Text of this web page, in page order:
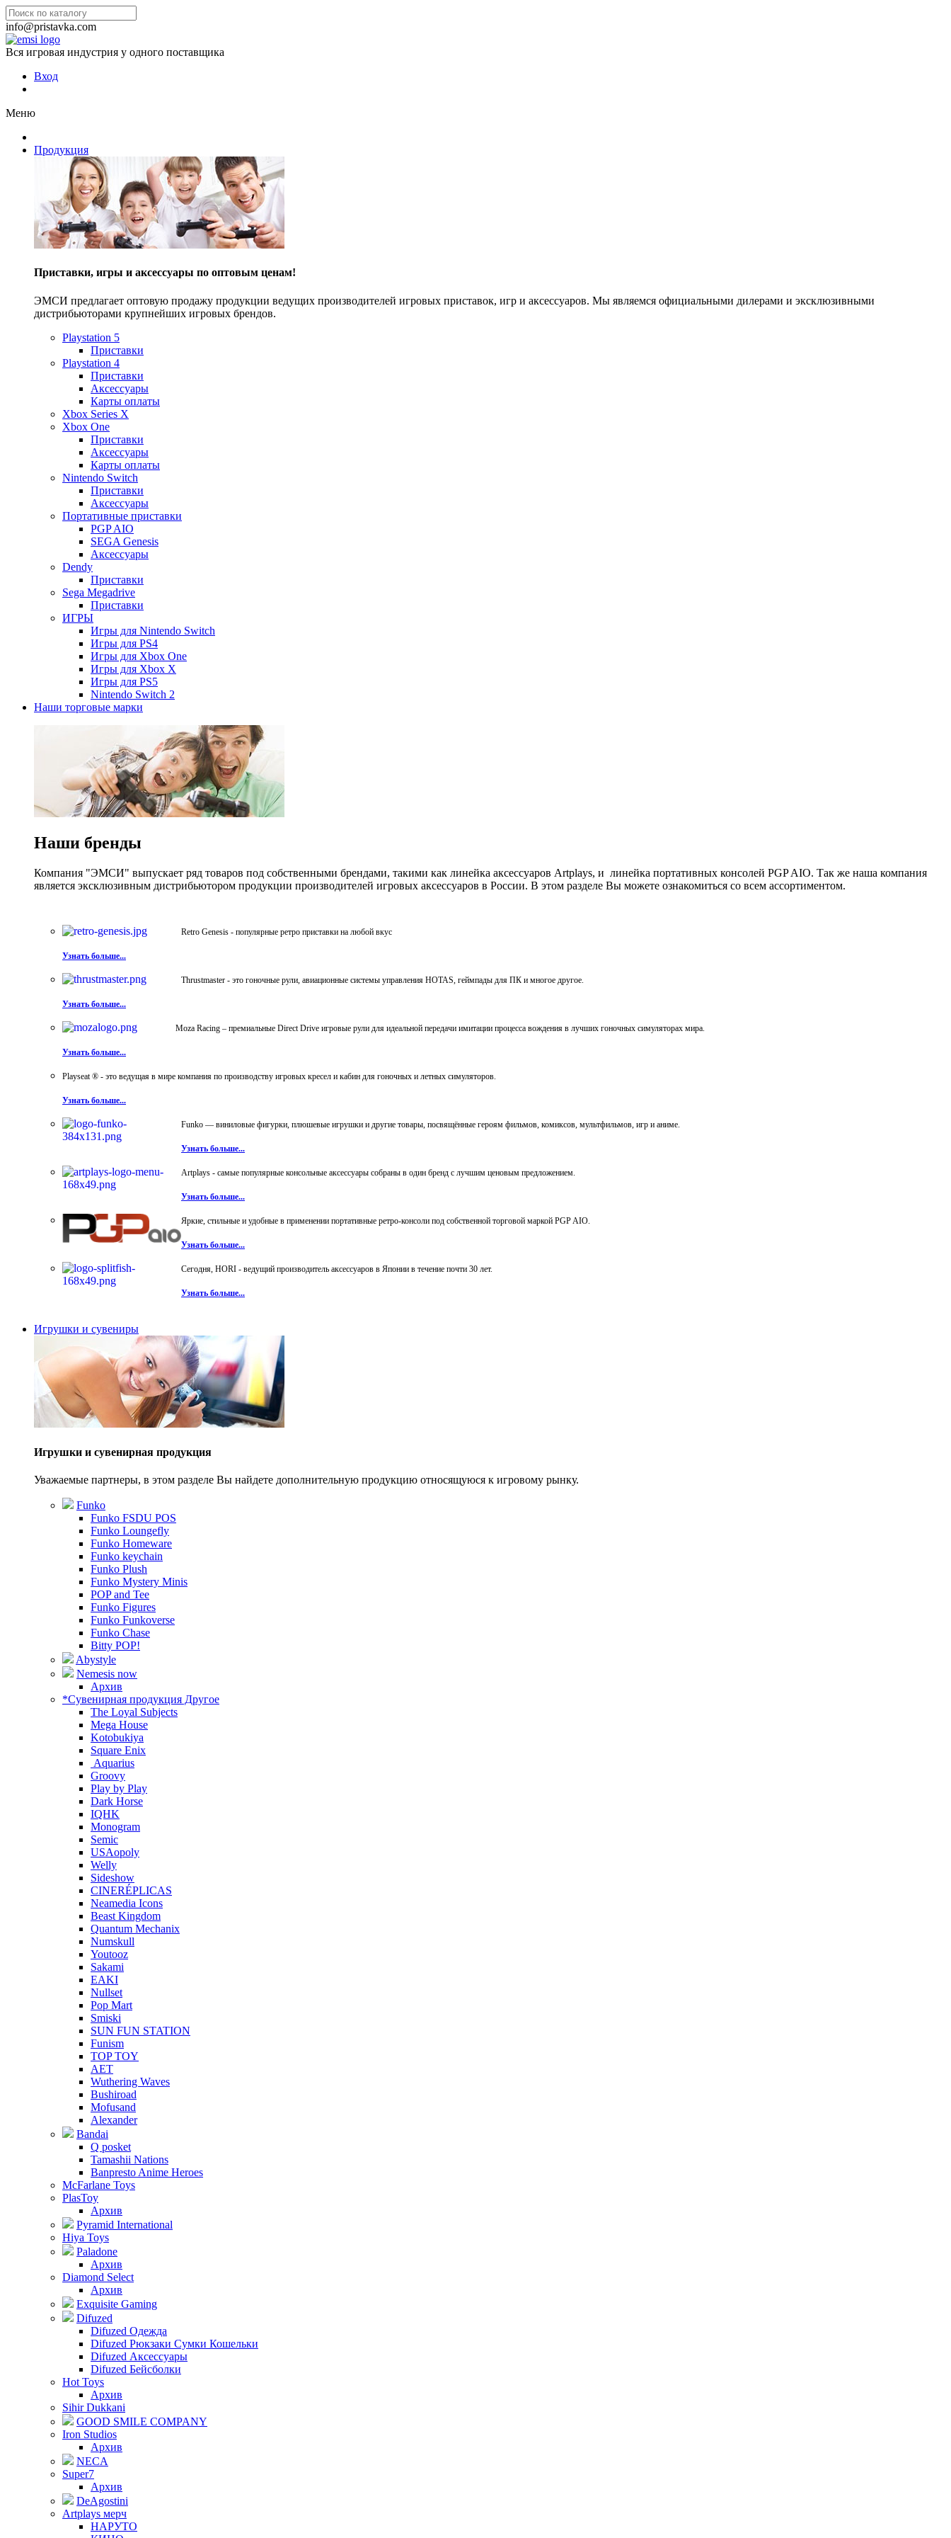
info@pristavka.com
Вся игровая индустрия у одного поставщика
Вход
Меню
Продукция
Приставки, игры и аксессуары по оптовым ценам!
ЭМСИ предлагает оптовую продажу продукции ведущих производителей игровых приставок, игр и аксессуаров. Мы являемся официальными дилерами и эксклюзивными
дистрибьюторами крупнейших игровых брендов.
Playstation 5
Приставки
Playstation 4
Приставки
Аксессуары
Карты оплаты
Xbox Series X
Xbox One
Приставки
Аксессуары
Карты оплаты
Nintendo Switch
Приставки
Аксессуары
Портативные приставки
PGP AIO
SEGA Genesis
Аксессуары
Dendy
Приставки
Sega Megadrive
Приставки
ИГРЫ
Игры для Nintendo Switch
Игры для PS4
Игры для Xbox One
Игры для Xbox X
Игры для PS5
Nintendo Switch 2
Наши торговые марки
Наши бренды
Компания "ЭМСИ" выпускает ряд товаров под собственными брендами, такими как линейка аксессуаров Artplays, и линейка портативных консолей PGP AIO. Так же наша компания
является эксклюзивным дистрибьютором продукции производителей игровых аксессуаров в России. В этом разделе Вы можете ознакомиться со всем ассортиментом.
Retro Genesis - популярные ретро приставки на любой вкус
Узнать больше...
Thrustmaster - это гоночные рули, авиационные системы управления HOTAS, геймпады для ПК и многое другое.
Узнать больше...
Moza Racing – премиальные Direct Drive игровые рули для идеальной передачи имитации процесса вождения в лучших гоночных симуляторах мира.
Узнать больше...
Playseat ® - это ведущая в мире компания по производству игровых кресел и кабин для гоночных и летных симуляторов.
Узнать больше...
Funko — виниловые фигурки, плюшевые игрушки и другие товары, посвящённые героям фильмов, комиксов, мультфильмов, игр и аниме.
Узнать больше...
Artplays - самые популярные консольные аксессуары собраны в один бренд с лучшим ценовым предложением.
Узнать больше...
Яркие, стильные и удобные в применении портативные ретро-консоли под собственной торговой маркой PGP AIO.
Узнать больше...
Сегодня, HORI - ведущий производитель аксессуаров в Японии в течение почти 30 лет.
Узнать больше...
Игрушки и сувениры
Игрушки и сувенирная продукция
Уважаемые партнеры, в этом разделе Вы найдете дополнительную продукцию относящуюся к игровому рынку.
Funko
Funko FSDU POS
Funko Loungefly
Funko Homeware
Funko keychain
Funko Plush
Funko Mystery Minis
POP and Tee
Funko Figures
Funko Funkoverse
Funko Chase
Bitty POP!
Abystyle
Nemesis now
Архив
*Сувенирная продукция Другое
The Loyal Subjects
Mega House
Kotobukiya
Square Enix
Aquarius
Groovy
Play by Play
Dark Horse
IQHK
Monogram
Semic
USAopoly
Welly
Sideshow
CINERÉPLICAS
Neamedia Icons
Beast Kingdom
Quantum Mechanix
Numskull
Youtooz
Sakami
EAKI
Nullset
Pop Mart
Smiski
SUN FUN STATION
Funism
TOP TOY
AET
Wuthering Waves
Bushiroad
Mofusand
Alexander
Bandai
Q posket
Tamashii Nations
Banpresto Anime Heroes
McFarlane Toys
PlasToy
Архив
Pyramid International
Hiya Toys
Paladone
Архив
Diamond Select
Архив
Exquisite Gaming
Difuzed
Difuzed Одежда
Difuzed Рюкзаки Сумки Кошельки
Difuzed Аксессуары
Difuzed Бейсболки
Hot Toys
Архив
Sihir Dukkani
GOOD SMILE COMPANY
Iron Studios
Архив
NECA
Super7
Архив
DeAgostini
Artplays мерч
НАРУТО